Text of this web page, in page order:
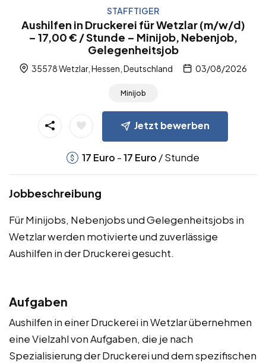
STAFFTIGER
Aushilfen in Druckerei für Wetzlar (m/w/d)
– 17,00 € / Stunde – Minijob, Nebenjob,
Gelegenheitsjob
35578 Wetzlar, Hessen, Deutschland 03/08/2026
Minijob
Jetzt bewerben
17 Euro -17 Euro / Stunde
Jobbeschreibung
Für Minijobs, Nebenjobs und Gelegenheitsjobs in
Wetzlar werden motivierte und zuverlässige
Aushilfen in der Druckerei gesucht.
Aufgaben
Aushilfen in einer Druckerei in Wetzlar übernehmen
eine Vielzahl von Aufgaben, die je nach
Spezialisierung der Druckerei und dem spezifischen